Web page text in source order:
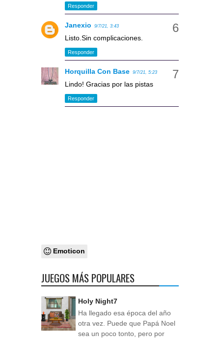
Responder
Janexio 9/7/21, 3:43
Listo.Sin complicaciones.
Responder
Horquilla Con Base 9/7/21, 5:23
Lindo! Gracias por las pistas
Responder
Emoticon
JUEGOS MÁS POPULARES
Holy Night7
Ha llegado esa época del año
otra vez. Puede que Papá Noel
sea un poco tonto, pero por